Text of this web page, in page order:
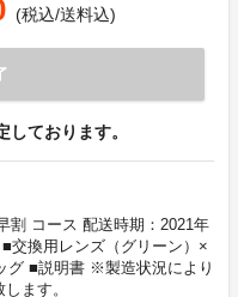
(税込/送料込)
ております。
割 コース 配送時期：2021年
交換用レンズ（グリーン）×
グ ■説明書 ※製造状況により
ます。